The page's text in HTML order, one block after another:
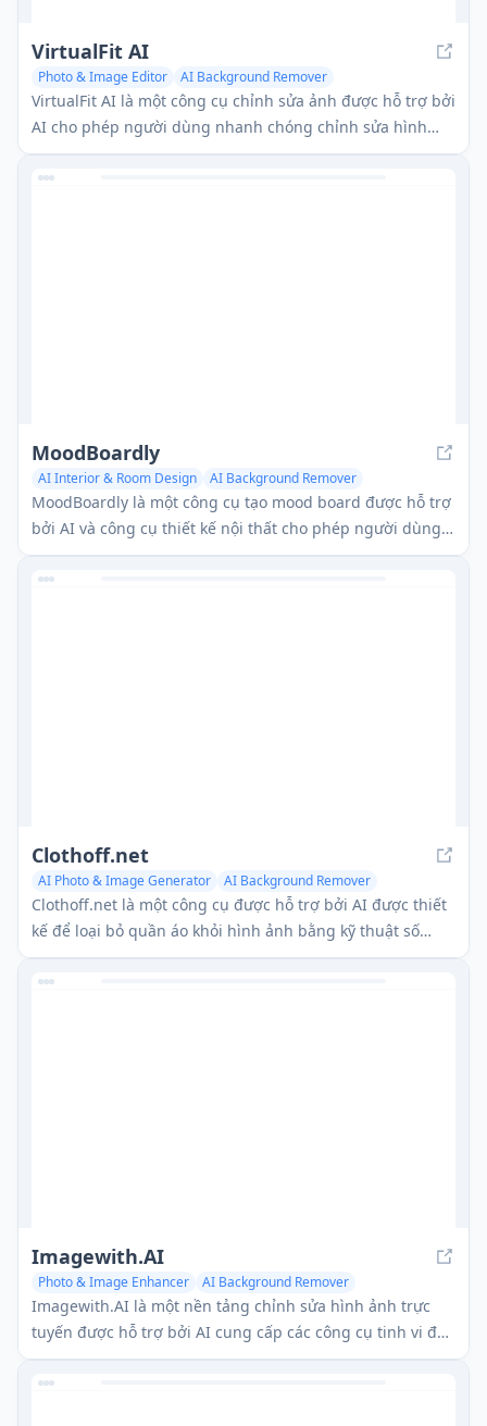
VirtualFit AI
Photo & Image Editor AI Background Remover
VirtualFit AI là một công cụ chỉnh sửa ảnh được hỗ trợ bởi
AI cho phép người dùng nhanh chóng chỉnh sửa hình
ảnh, thay thế trang phục, tô màu lại đối tượng, xóa nền
và nhiều hơn nữa mà không cần phần mềm phức tạp.
MoodBoardly
AI Interior & Room Design AI Background Remover
MoodBoardly là một công cụ tạo mood board được hỗ trợ
bởi AI và công cụ thiết kế nội thất cho phép người dùng
dễ dàng tạo, tùy chỉnh và chia sẻ các mood board và thiết
kế phòng trông chuyên nghiệp chỉ trong vài phút.
Clothoff.net
AI Photo & Image Generator AI Background Remover
Clothoff.net là một công cụ được hỗ trợ bởi AI được thiết
kế để loại bỏ quần áo khỏi hình ảnh bằng kỹ thuật số
bằng cách sử dụng các thuật toán trí tuệ nhân tạo tiên
tiến.
Imagewith.AI
Photo & Image Enhancer AI Background Remover
Imagewith.AI là một nền tảng chỉnh sửa hình ảnh trực
tuyến được hỗ trợ bởi AI cung cấp các công cụ tinh vi để
cải thiện, nâng cấp và tinh chỉnh hình ảnh bằng cách sử
dụng các kỹ thuật trí tuệ nhân tạo tiên tiến.